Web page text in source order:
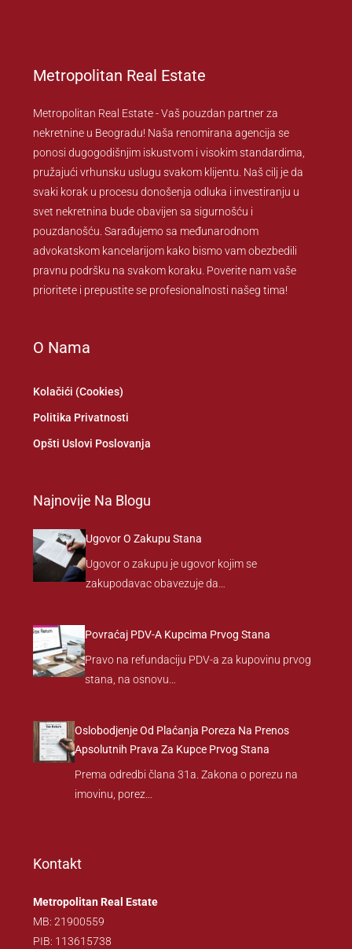
Metropolitan Real Estate
Metropolitan Real Estate - Vaš pouzdan partner za
nekretnine u Beogradu! Naša renomirana agencija se
ponosi dugogodišnjim iskustvom i visokim standardima,
pružajući vrhunsku uslugu svakom klijentu. Naš cilj je da
svaki korak u procesu donošenja odluka i investiranju u
svet nekretnina bude obavijen sa sigurnošću i
pouzdanošću. Sarađujemo sa međunarodnom
advokatskom kancelarijom kako bismo vam obezbedili
pravnu podršku na svakom koraku. Poverite nam vaše
prioritete i prepustite se profesionalnosti našeg tima!
O Nama
Kolačići (Cookies)
Politika Privatnosti
Opšti Uslovi Poslovanja
Najnovije Na Blogu
Ugovor O Zakupu Stana
Ugovor o zakupu je ugovor kojim se
zakupodavac obavezuje da…
Povraćaj PDV-A Kupcima Prvog Stana
Pravo na refundaciju PDV-a za kupovinu prvog
stana, na osnovu…
Oslobodjenje Od Plaćanja Poreza Na Prenos
Apsolutnih Prava Za Kupce Prvog Stana
Prema odredbi člana 31a. Zakona o porezu na
imovinu, porez…
Kontakt
Metropolitan Real Estate
MB: 21900559
PIB: 113615738